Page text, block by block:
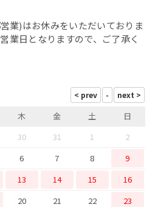
業)はお休みをいただいておりま
業日となりますので、ご了承く
木 金 土
日
30 31 1
2
6 7 8
9
13 14 15
16
20 21 22
23